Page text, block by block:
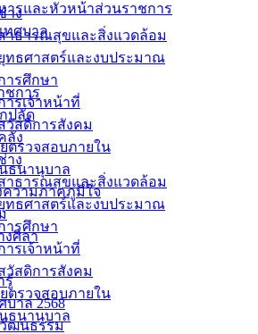
าง
าธารณสุขและสิ่งแวดล้อม
ทธศาสตร์และงบประมาณ
ารศึกษา
ารเจ้าหน้าที่
วัสดิการสังคม
ตรวจสอบภายใน
ธนานุบาล
ความภาคภูมิใจ
งศิลา
รู้
บาล 2568
ฒนธรรม
ารและหัวหน้าส่วนราชการ
ทศบาล
ชการ
ปลัด
ลัง
าง
าธารณสุขและสิ่งแวดล้อม
ทธศาสตร์และงบประมาณ
ารศึกษา
ารเจ้าหน้าที่
วัสดิการสังคม
ตรวจสอบภายใน
ธนานุบาล